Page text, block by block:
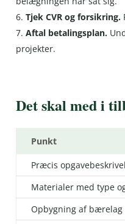
Tjek CVR og forsikring.
Aftal betalingsplan.
projekter.
Det skal med i
Punkt
Præcis
Materialer med type
Opbygning af bærelag